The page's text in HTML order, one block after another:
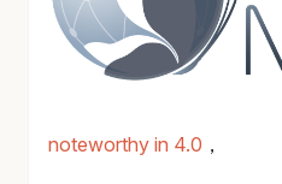
noteworthy in 4.0 ，